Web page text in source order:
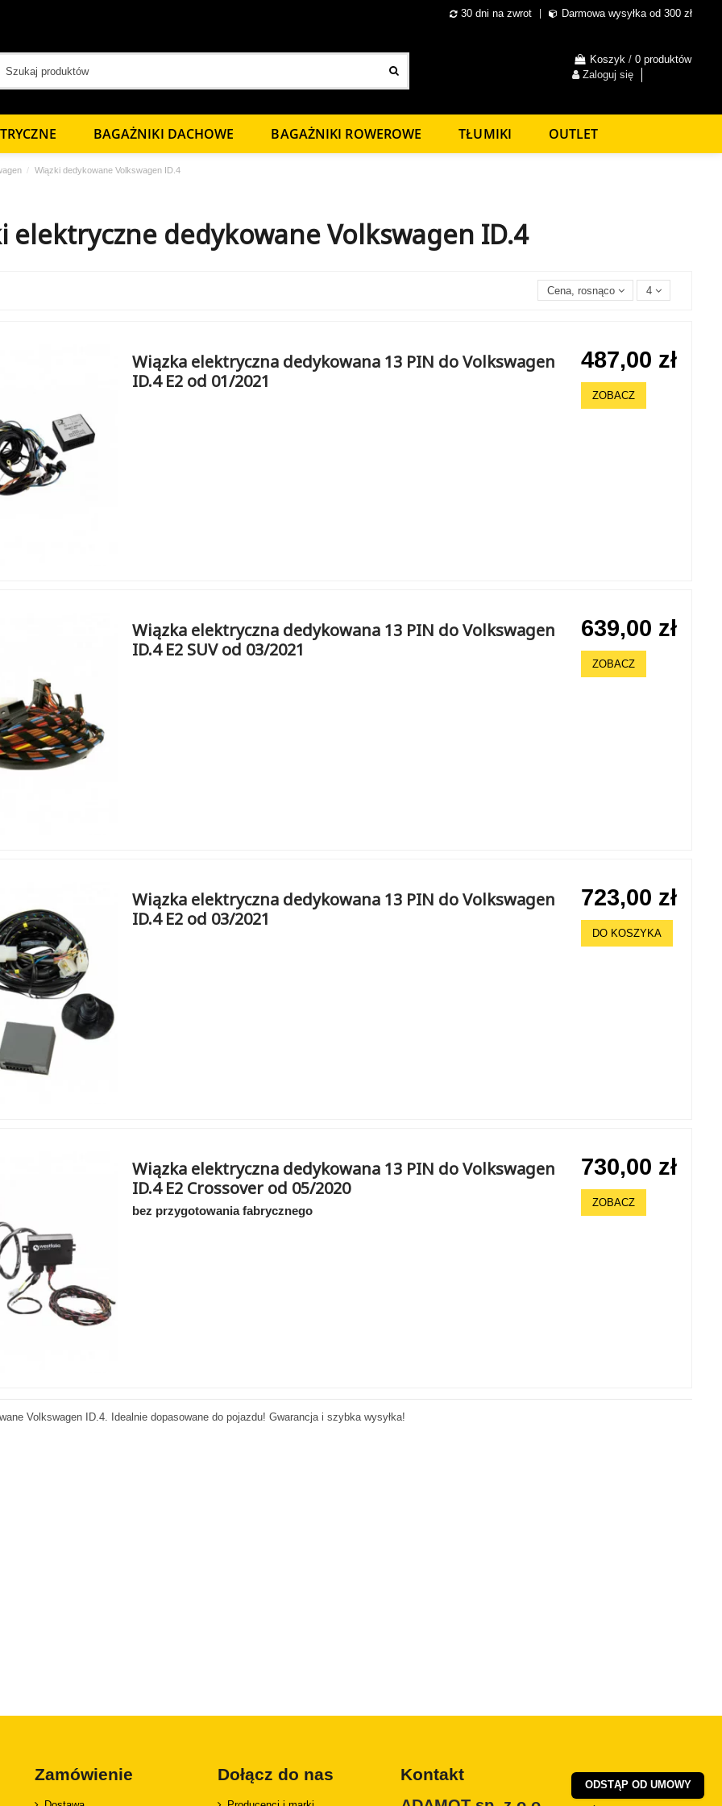
30 dni na zwrot Darmowa wysyłka od 300 zł
Koszyk / 0 produktów
Zaloguj się
BAGAŻNIKI DACHOWE BAGAŻNIKI ROWEROWE TŁUMIKI OUTLET
Wiązki dedykowane Volkswagen ID.4
elektryczne dedykowane Volkswagen ID.4
Cena, rosnąco 4
Wiązka elektryczna dedykowana 13 PIN do Volkswagen
ID.4 E2 od 01/2021
487,00 zł
ZOBACZ
Wiązka elektryczna dedykowana 13 PIN do Volkswagen
ID.4 E2 SUV od 03/2021
639,00 zł
ZOBACZ
Wiązka elektryczna dedykowana 13 PIN do Volkswagen
ID.4 E2 od 03/2021
723,00 zł
DO KOSZYKA
Wiązka elektryczna dedykowana 13 PIN do Volkswagen
ID.4 E2 Crossover od 05/2020
bez przygotowania fabrycznego
730,00 zł
ZOBACZ
Volkswagen ID.4. Idealnie dopasowane do pojazdu! Gwarancja i szybka wysyłka!
Zamówienie Dołącz do nas Kontakt
ODSTĄP OD UMOWY